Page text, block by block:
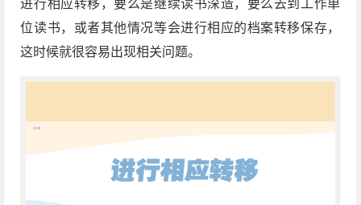
进行相应转移，要么是继续读书深造，要么去到工作单
位读书，或者其他情况等会进行相应的档案转移保存，
这时候就很容易出现相关问题。